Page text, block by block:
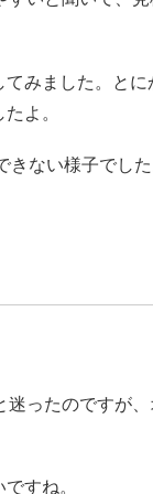
みました。と
よ。
ない様子でし
ったのですが
すね。